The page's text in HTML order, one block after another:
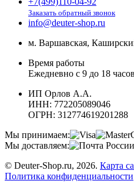
Заказать обратный звонок
info@deuter-shop.ru
м. Варшавская,
Время работы
Ежедневно с 9 до 18 часов
ИП Орлов А.А.
ИНН: 772205089046
ОГРН: 312774619201288
Мы принимаем:
Мы доставляем:
© Deuter-Shop.ru, 2026. Карта
Политика конфиденциальности